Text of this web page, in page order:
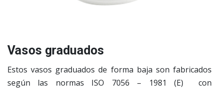
Vasos graduados
Estos vasos graduados de forma baja son fabricados
según las normas ISO 7056 – 1981 (E) con